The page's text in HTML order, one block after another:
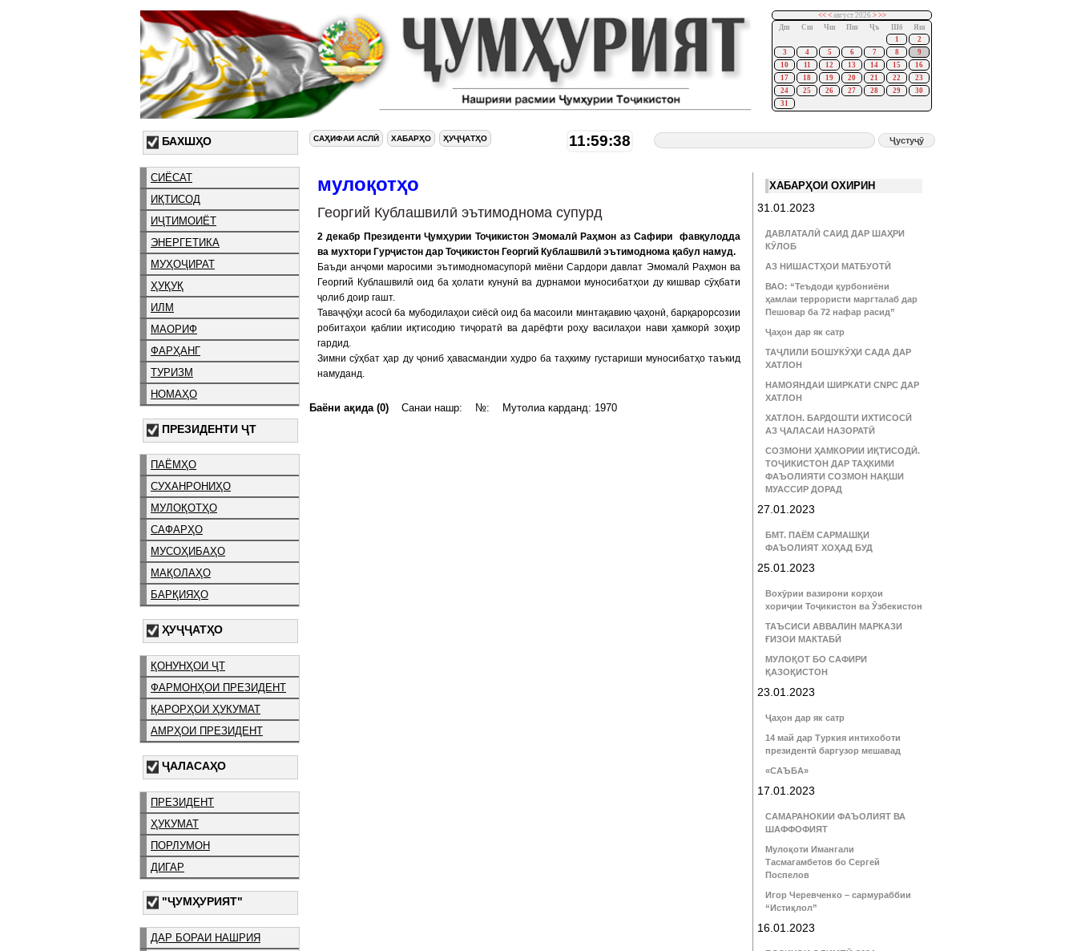
<< <август 2026 > >>
Дш
Сш Чш Пш Ҷъ Шб
Яш
1
2
3
4 5 6 7 8
9
10
11 12 13 14 15
16
17
18 19 20 21 22
23
24
25 26 27 28 29
30
31
БАХШҲО
СИЁСАТ
ИҚТИСОД
ИҶТИМОИЁТ
ЭНЕРГЕТИКА
МУҲОҶИРАТ
ҲУҚУҚ
ИЛМ
МАОРИФ
ФАРҲАНГ
ТУРИЗМ
НОМАҲО
ПРЕЗИДЕНТИ ҶТ
ПАЁМҲО
СУХАНРОНИҲО
МУЛОҚОТҲО
САФАРҲО
МУСОҲИБАҲО
МАҚОЛАҲО
БАРҚИЯҲО
ҲУҶҶАТҲО
ҚОНУНҲОИ ҶТ
ФАРМОНҲОИ ПРЕЗИДЕНТ
ҚАРОРҲОИ ҲУКУМАТ
АМРҲОИ ПРЕЗИДЕНТ
ҶАЛАСАҲО
ПРЕЗИДЕНТ
ҲУКУМАТ
ПОРЛУМОН
ДИГАР
"ҶУМҲУРИЯТ"
ДАР БОРАИ НАШРИЯ
САҲИФАИ АСЛӢ ХАБАРҲО ҲУҶҶАТҲО 11:59:39
мулоқотҳо
Георгий Кублашвилӣ эътимоднома супурд
2 декабр Президенти Ҷумҳурии Тоҷикистон Эмомалӣ Раҳмон аз Сафири фавқулодда
ва мухтори Гурҷистон дар Тоҷикистон Георгий Кублашвилӣ эътимоднома қабул намуд.
Баъди анҷоми маросими эътимодномасупорӣ миёни Сардори давлат Эмомалӣ Раҳмон ва
Георгий Кублашвилӣ оид ба ҳолати кунунӣ ва дурнамои муносибатҳои ду кишвар сӯҳбати
ҷолиб доир гашт.
Таваҷҷӯҳи асосӣ ба мубодилаҳои сиёсӣ оид ба масоили минтақавию ҷаҳонӣ, барқарорсозии
робитаҳои қаблии иқтисодию тиҷоратӣ ва дарёфти роҳу василаҳои нави ҳамкорӣ зоҳир
гардид.
Зимни сӯҳбат ҳар ду ҷониб ҳавасмандии худро ба таҳкиму густариши муносибатҳо таъкид
намуданд.
Баёни ақида (0) Санаи нашр: №: Мутолиа карданд: 1970
ХАБАРҲОИ ОХИРИН
31.01.2023
ДАВЛАТАЛӢ САИД ДАР ШАҲРИ
КӮЛОБ
АЗ НИШАСТҲОИ МАТБУОТӢ
ВАО: “Теъдоди қурбониёни
ҳамлаи террористи маргталаб дар
Пешовар ба 72 нафар расид”
Ҷаҳон дар як сатр
ТАҶЛИЛИ БОШУКӮҲИ САДА ДАР
ХАТЛОН
НАМОЯНДАИ ШИРКАТИ CNPC ДАР
ХАТЛОН
ХАТЛОН. БАРДОШТИ ИХТИСОСӢ
АЗ ҶАЛАСАИ НАЗОРАТӢ
СОЗМОНИ ҲАМКОРИИ ИҚТИСОДӢ.
ТОҶИКИСТОН ДАР ТАҲКИМИ
ФАЪОЛИЯТИ СОЗМОН НАҚШИ
МУАССИР ДОРАД
27.01.2023
БМТ. ПАЁМ САРМАШҚИ
ФАЪОЛИЯТ ХОҲАД БУД
25.01.2023
Вохӯрии вазирони корҳои
хориҷии Тоҷикистон ва Ӯзбекистон
ТАЪСИСИ АВВАЛИН МАРКАЗИ
ҒИЗОИ МАКТАБӢ
МУЛОҚОТ БО САФИРИ
ҚАЗОҚИСТОН
23.01.2023
Ҷаҳон дар як сатр
14 май дар Туркия интихоботи
президентӣ баргузор мешавад
«САЪБА»
17.01.2023
САМАРАНОКИИ ФАЪОЛИЯТ ВА
ШАФФОФИЯТ
Мулоқоти Имангали
Тасмагамбетов бо Сергей
Поспелов
Игор Черевченко – сармураббии
“Истиқлол”
16.01.2023